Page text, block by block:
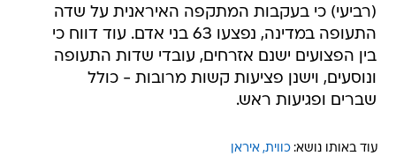
(רביעי) כי בעקבות המתקפה האיראנית על שדה
התעופה במדינה, נפצעו 63 בני אדם. עוד דווח כי
בין הפצועים ישנם אזרחים, עובדי שדות התעופה
ונוסעים, וישנן פציעות קשות מרובות - כולל
שברים ופגיעות ראש.
עוד באותו נושא: כווית איראן